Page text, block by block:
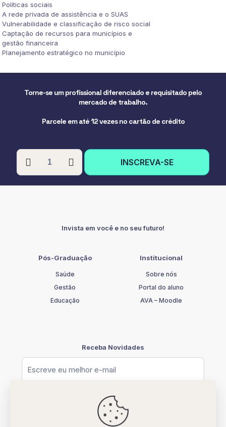
Políticas sociais
A rede privada de assistência e o SUAS
Vulnerabilidade e classificação de risco social
Captação de recursos para municípios e
gestão financeira
Planejamento estratégico no município
Torne-se um profissional diferenciado e requisitado pelo
mercado de trabalho.
Parcele em até 12 vezes no cartão de crédito
PÓS-
GRADUAÇÃO
EM
INSCREVA-SE
Invista em você e no seu futuro!
Pós-Graduação
Saúde
Gestão
Educação
Institucional
Sobre nós
Portal do aluno
AVA – Moodle
Receba Novidades